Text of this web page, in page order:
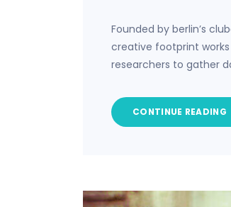
Founded by berlin’s
creative footprint
researchers to gather
CONTINUE READING